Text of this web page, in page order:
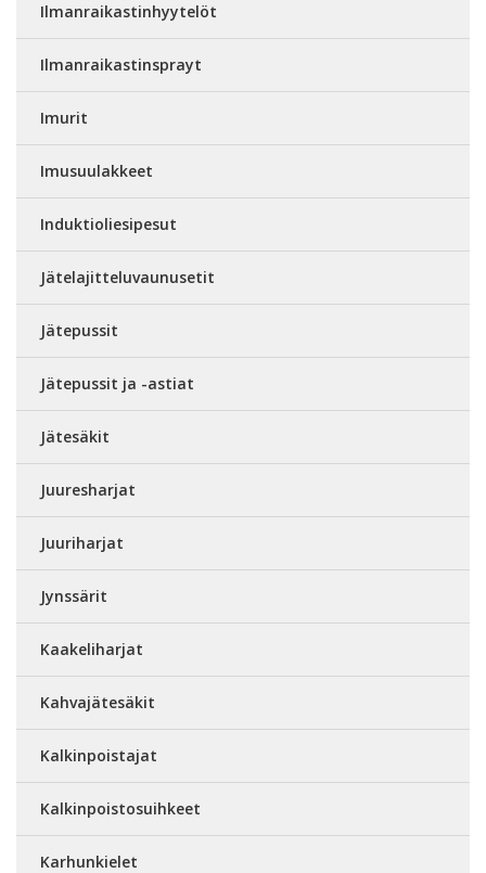
Ilmanraikastinhyytelöt
Ilmanraikastinsprayt
Imurit
Imusuulakkeet
Induktioliesipesut
Jätelajitteluvaunusetit
Jätepussit
Jätepussit ja -astiat
Jätesäkit
Juuresharjat
Juuriharjat
Jynssärit
Kaakeliharjat
Kahvajätesäkit
Kalkinpoistajat
Kalkinpoistosuihkeet
Karhunkielet